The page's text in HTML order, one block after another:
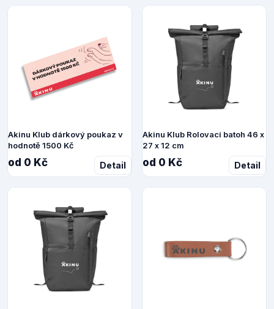
Akinu Klub dárkový poukaz v
hodnotě 1500 Kč
od 0 Kč Detail
Akinu Klub Rolovací batoh 46 x
27 x 12 cm
od 0 Kč Detail